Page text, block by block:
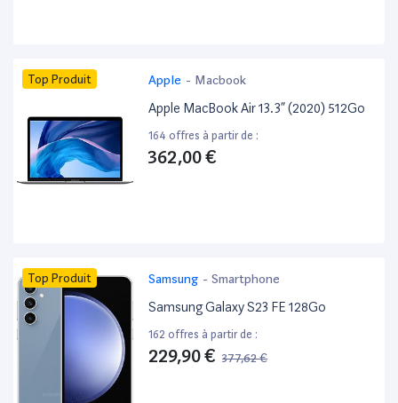
Top Produit Apple - Macbook
Apple MacBook Air 13.3” (2020) 512Go
164 offres à partir de :
362,00 €
Top Produit Samsung - Smartphone
Samsung Galaxy S23 FE 128Go
162 offres à partir de :
229,90 € 377,62 €